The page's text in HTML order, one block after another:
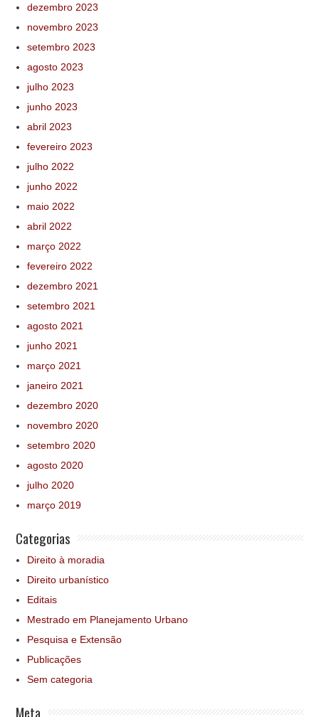
dezembro 2023
novembro 2023
setembro 2023
agosto 2023
julho 2023
junho 2023
abril 2023
fevereiro 2023
julho 2022
junho 2022
maio 2022
abril 2022
março 2022
fevereiro 2022
dezembro 2021
setembro 2021
agosto 2021
junho 2021
março 2021
janeiro 2021
dezembro 2020
novembro 2020
setembro 2020
agosto 2020
julho 2020
março 2019
Categorias
Direito à moradia
Direito urbanístico
Editais
Mestrado em Planejamento Urbano
Pesquisa e Extensão
Publicações
Sem categoria
Meta